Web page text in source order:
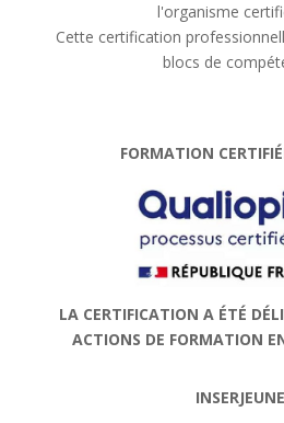
l'organisme
Cette certification
blocs de
FORMATION
LA CERTIFICATION A ÉTÉ
ACTIONS DE FORMATION